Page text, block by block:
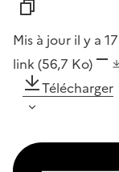
Mis à jour il y a
link (56,7 Ko)
Télécharger